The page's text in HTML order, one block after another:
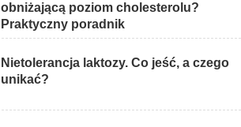
obniżającą poziom cholesterolu?
Praktyczny poradnik
Nietolerancja laktozy. Co jeść, a czego
unikać?